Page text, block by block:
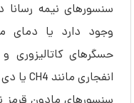
وجود دارد یا دمای
حسگرهای